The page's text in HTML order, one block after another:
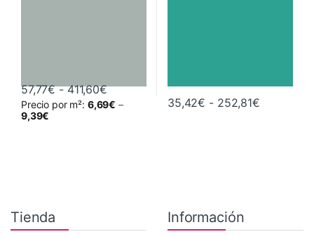
57,77€ - 411,60€Rango de precios: desde 57,77€ hasta
Precio por m²: 6,69€ –
9,39€
Este producto tiene múltiples variantes. Las opciones se
35,42€ - 252,81€Rango de
Este producto tiene múltiples
Tienda Información